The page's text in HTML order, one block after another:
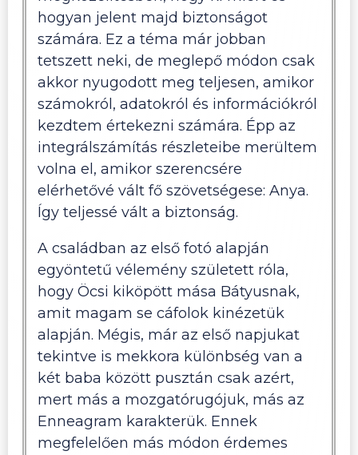
hogyan jelent majd biztonságot
számára. Ez a téma már jobban
tetszett neki, de meglepő módon csak
akkor nyugodott meg teljesen, amikor
számokról, adatokról és információkról
kezdtem értekezni számára. Épp az
integrálszámítás részleteibe merültem
volna el, amikor szerencsére
elérhetővé vált fő szövetségese: Anya.
Így teljessé vált a biztonság.
A családban az első fotó alapján
egyöntetű vélemény született róla,
hogy Öcsi kiköpött mása Bátyusnak,
amit magam se cáfolok kinézetük
alapján. Mégis, már az első napjukat
tekintve is mekkora különbség van a
két baba között pusztán csak azért,
mert más a mozgatórugójuk, más az
Enneagram karakterük. Ennek
megfelelően más módon érdemes